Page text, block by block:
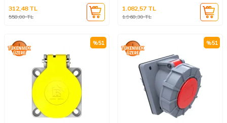
558,00TL
312,48TL
1.968,30TL
1.082,57 TL
%51 %51